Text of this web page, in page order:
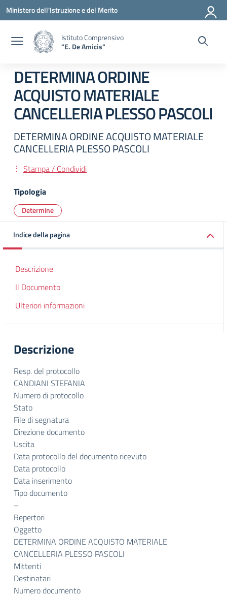
Vai ai contenuti
Vai al menu di navigazione
Vai al footer
Ministero dell'Istruzione e del Merito
Istituto Comprensivo
"E. De Amicis"
DETERMINA ORDINE
ACQUISTO MATERIALE
CANCELLERIA PLESSO PASCOLI
DETERMINA ORDINE ACQUISTO MATERIALE
CANCELLERIA PLESSO PASCOLI
Stampa / Condividi
Tipologia
Determine
Indice della pagina
Descrizione
Il Documento
Ulteriori informazioni
Descrizione
Resp. del protocollo
CANDIANI STEFANIA
Numero di protocollo
Stato
File di segnatura
Direzione documento
Uscita
Data protocollo del documento ricevuto
Data protocollo
Data inserimento
Tipo documento
–
Repertori
Oggetto
DETERMINA ORDINE ACQUISTO MATERIALE
CANCELLERIA PLESSO PASCOLI
Mittenti
Destinatari
Numero documento